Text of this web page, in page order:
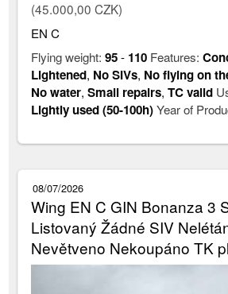
(45.000,00 CZK)
EN C
Flying weight:95- 110 Features:
Lightened, No SIVs, No flying on
No water,Small repairs,TC valid
Lightly used (50-100h)Year of
08/07/2026
Wing EN C GIN Bonanza 3
Listovaný Žádné SIV
Nevětveno Nekoupáno TK